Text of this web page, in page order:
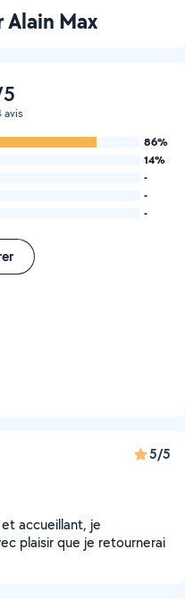
Alain Max
avis
86%
14%
-
-
-
5/5
accueillant, je
plaisir que je retournerai